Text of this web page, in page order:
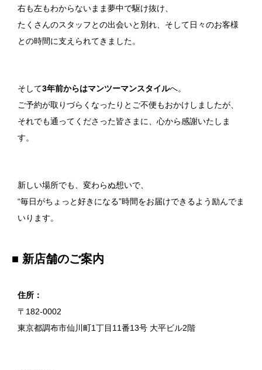
右も左もわからないまま夢中で駆け抜け、
たくさんのスタッフとの出会いと別れ、そして日々のお客様
との時間に支えられてきました。
そして3年前からはマンツーマンスタイルへ。
ご予約が取りづらくなったりとご不便もおかけしましたが、
それでも通ってくださった皆さまに、心から感謝いたしま
す。
新しい場所でも、変わらぬ想いで、
“毎日がちょっと好きになる”時間をお届けできるよう励んでま
いります。
■ 新店舗のご案内
住所：
〒182-0002
東京都調布市仙川町1丁目11番13号 大平ビル2階